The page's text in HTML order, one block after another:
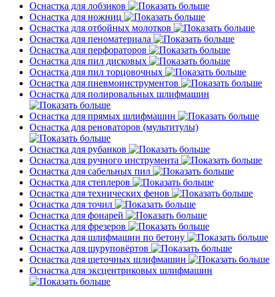
Оснастка для лобзиков
Оснастка для ножниц
Оснастка для отбойных молотков
Оснастка для пеноматериала
Оснастка для перфораторов
Оснастка для пил дисковых
Оснастка для пил торцовочных
Оснастка для пневмоинструментов
Оснастка для полировальных шлифмашин
Оснастка для прямых шлифмашин
Оснастка для реноваторов (мультитулы)
Оснастка для рубанков
Оснастка для ручного инструмента
Оснастка для сабельных пил
Оснастка для степлеров
Оснастка для технических фенов
Оснастка для точил
Оснастка для фонарей
Оснастка для фрезеров
Оснастка для шлифмашин по бетону
Оснастка для шуруповёртов
Оснастка для щеточных шлифмашин
Оснастка для эксцентриковых шлифмашин